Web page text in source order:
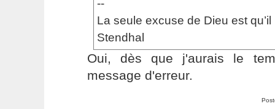
--
La seule excuse de Dieu est qu’il
Stendhal
Oui, dès que j'aurais le
message d'erreur.